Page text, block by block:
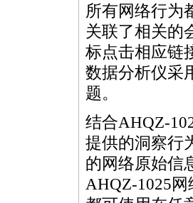
所有网络行为
关联了相关的
标点击相应链
数据分析仪采
题。
结合AHQZ-
提供的洞察行
的网络原始信
AHQZ-1025